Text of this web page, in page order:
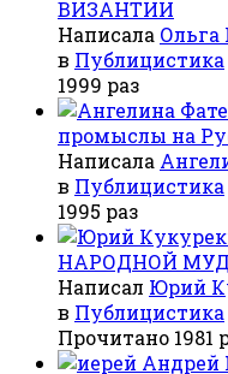
ВИЗАНТИИ
Написала Ольга
в Публицистика
1999 раз
промыслы на
Написала
в Публицистика
1995 раз
НАРОДНОЙ
Написал Юрий
в Публицистика
Прочитано 1981